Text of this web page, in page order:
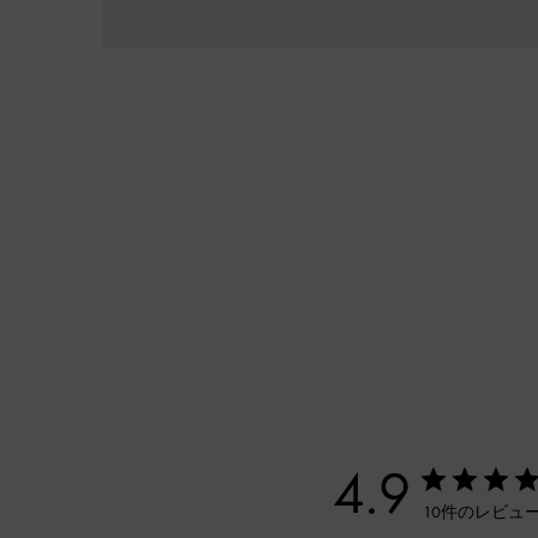
4.9 10件のレビュ